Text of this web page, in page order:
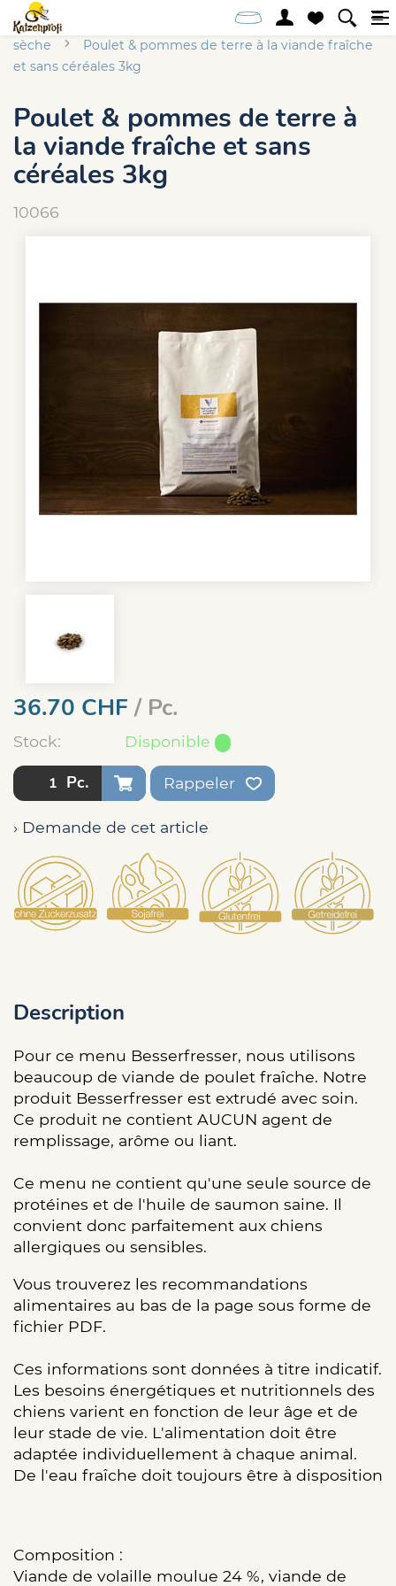
Accueil Chien
Alimentation
sèche
Poulet & pommes de terre à la viande fraîche
et sans céréales 3kg
Poulet & pommes de terre à
la viande fraîche et sans
céréales 3kg
10066
36.70 CHF/ Pc.
Stock: Disponible
Pc. Rappeler
› Demande de cet article
Description
Pour ce menu Besserfresser, nous utilisons
beaucoup de viande de poulet fraîche. Notre
produit Besserfresser est extrudé avec soin.
Ce produit ne contient AUCUN agent de
remplissage, arôme ou liant.
Ce menu ne contient qu'une seule source de
protéines et de l'huile de saumon saine. Il
convient donc parfaitement aux chiens
allergiques ou sensibles.
Vous trouverez les recommandations
alimentaires au bas de la page sous forme de
fichier PDF.
Ces informations sont données à titre indicatif.
Les besoins énergétiques et nutritionnels des
chiens varient en fonction de leur âge et de
leur stade de vie. L'alimentation doit être
adaptée individuellement à chaque animal.
De l'eau fraîche doit toujours être à disposition
Composition :
Viande de volaille moulue 24 %, viande de